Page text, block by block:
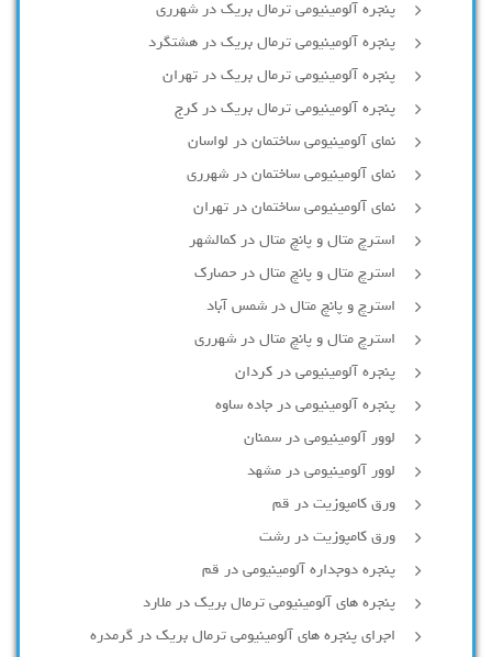
پنجره آلومینیومی ترمال بریک در شهرری
پنجره آلومینیومی ترمال بریک در هشتگرد
پنجره آلومینیومی ترمال بریک در تهران
پنجره آلومینیومی ترمال بریک در کرج
نمای آلومینیومی ساختمان در لواسان
نمای آلومینیومی ساختمان در شهرری
نمای آلومینیومی ساختمان در تهران
استرچ متال و پانچ متال در کمالشهر
استرچ متال و پانچ متال در حصارك
استرچ و پانچ متال در شمس آباد
استرچ متال و پانچ متال در شهرری
پنجره آلومینیومی در کردان
پنجره آلومینیومی در جاده ساوه
لوور آلومینیومی در سمنان
لوور آلومینیومی در مشهد
ورق کامپوزیت در قم
ورق کامپوزیت در رشت
پنجره دوجداره آلومينيومی در قم
پنجره های آلومینیومی ترمال بریک در ملارد
اجرای پنجره های آلومینیومی ترمال بریک در گرمدره